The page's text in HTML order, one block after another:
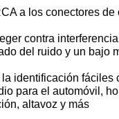
a los conectores
contra interferencia
del ruido y un bajo
identificación
para el automóvil,
altavoz y más